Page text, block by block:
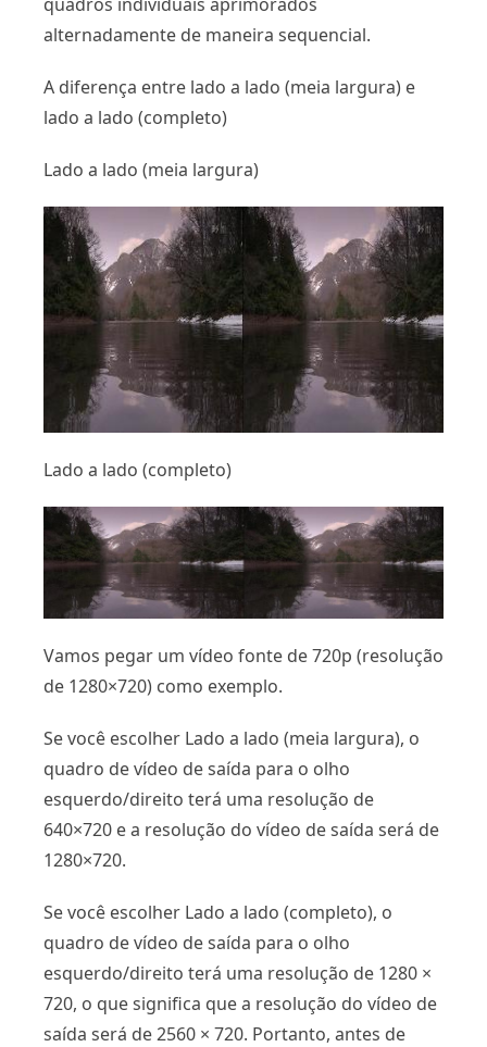
alternadamente de maneira sequencial.
A diferença entre lado a lado (meia largura) e
lado a lado (completo)
Lado a lado (meia largura)
Lado a lado (completo)
Vamos pegar um vídeo fonte de 720p (resolução
de 1280×720) como exemplo.
Se você escolher Lado a lado (meia largura), o
quadro de vídeo de saída para o olho
esquerdo/direito terá uma resolução de
640×720 e a resolução do vídeo de saída será de
1280×720.
Se você escolher Lado a lado (completo), o
quadro de vídeo de saída para o olho
esquerdo/direito terá uma resolução de 1280 ×
720, o que significa que a resolução do vídeo de
saída será de 2560 × 720. Portanto, antes de